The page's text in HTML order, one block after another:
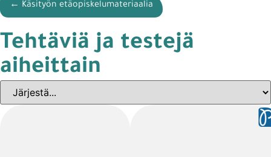
← Käsityön etäopiskelumateriaalia
Tehtäviä ja testejä
aiheittain